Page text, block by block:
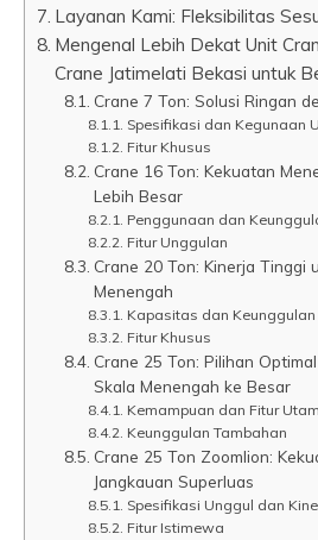
Layanan Kami: Fleksibilitas
Mengenal Lebih Dekat Unit
Crane Jatimelati Bekasi untuk
Crane 7 Ton: Solusi Ringan
Spesifikasi dan Kegunaan
Fitur Khusus
Crane 16 Ton: Kekuatan
Lebih Besar
Penggunaan dan
Fitur Unggulan
Crane 20 Ton: Kinerja Tinggi
Menengah
Kapasitas dan Keunggulan
Fitur Khusus
Crane 25 Ton: Pilihan
Skala Menengah ke Besar
Kemampuan dan Fitur
Keunggulan Tambahan
Crane 25 Ton Zoomlion:
Jangkauan Superluas
Spesifikasi Unggul dan
Fitur Istimewa